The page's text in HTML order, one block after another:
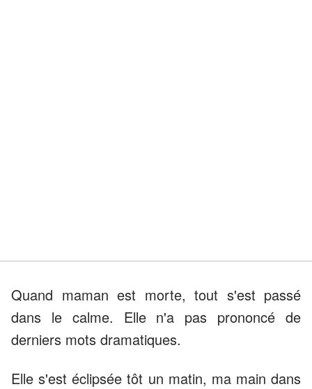
Quand maman est morte, tout s'est passé
dans le calme. Elle n'a pas prononcé de
derniers mots dramatiques.
Elle s'est éclipsée tôt un matin, ma main dans